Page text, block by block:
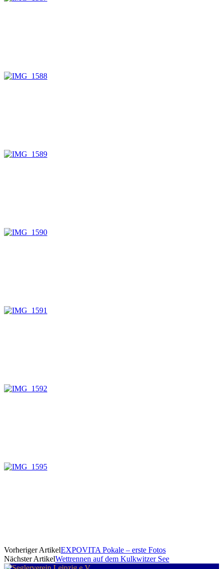
Vorheriger ArtikelEXPOVITA Pokale – erste Fotos
Nächster ArtikelWettrennen auf dem Kulkwitzer See